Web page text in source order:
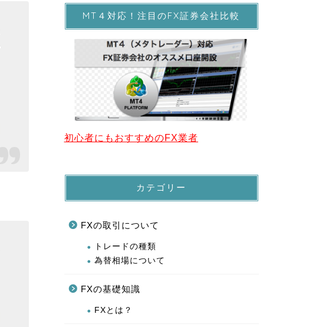
MT４対応！注目のFX証券会社比較
初心者にもおすすめのFX業者
カテゴリー
FXの取引について
トレードの種類
為替相場について
FXの基礎知識
FXとは？